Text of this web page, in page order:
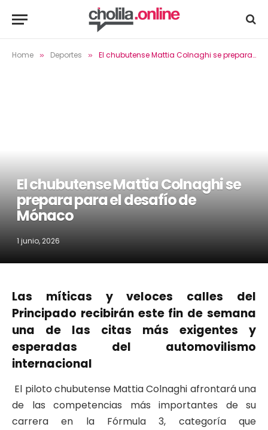
Home » Deportes » El chubutense Mattia Colnaghi se prepara para el desafío de Mónaco
El chubutense Mattia Colnaghi se
prepara para el desafío de
Mónaco
1 junio, 2026
Las míticas y veloces calles del
Principado recibirán este fin de semana
una de las citas más exigentes y
esperadas del automovilismo
internacional
El piloto chubutense Mattia Colnaghi afrontará una
de las competencias más importantes de su
carrera en la Fórmula 3, categoría que